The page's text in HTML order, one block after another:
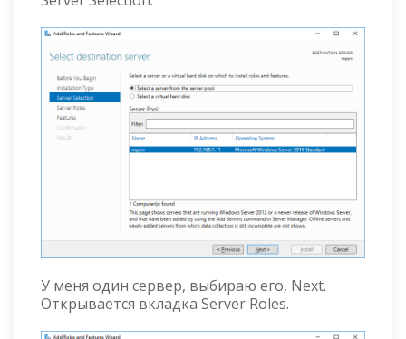
У меня один сервер, выбираю его, Next.
Открывается вкладка Server Roles.